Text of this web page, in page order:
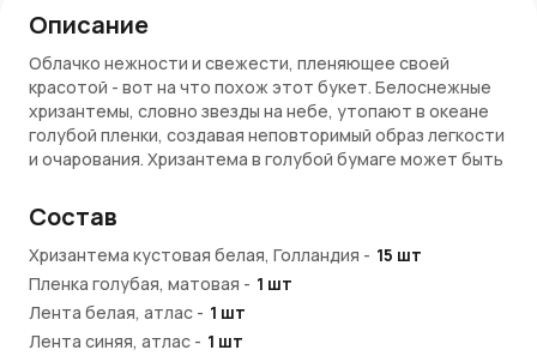
Описание
Облачко нежности и свежести, пленяющее своей
красотой - вот на что похож этот букет. Белоснежные
хризантемы, словно звезды на небе, утопают в океане
голубой пленки, создавая неповторимый образ легкости
и очарования. Хризантема в голубой бумаге может быть
льда или на драгоценный камень... Этот букет словно
картина природы, где белые цветы ярко контрастируют
с нежным голубым, напоминая о весеннем утре,
наполненном чистотой и вдохновением.
Состав
Хризантема кустовая белая, Голландия - 15 шт
Пленка голубая, матовая - 1 шт
Лента белая, атлас - 1 шт
Лента синяя, атлас - 1 шт